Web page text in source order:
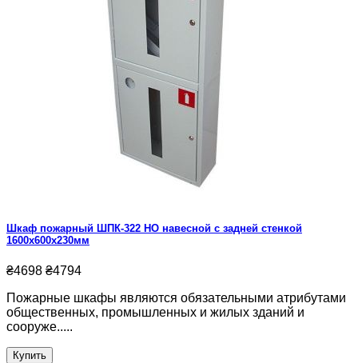
Шкаф пожарный ШПК-322 НО навесной с задней стенкой
1600х600х230мм
₴4698 ₴4794
Пожарные шкафы являются обязательными атрибутами
общественных, промышленных и жилых зданий и
сооруже.....
Купить